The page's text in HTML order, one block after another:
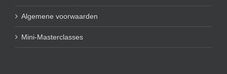
Algemene voorwaarden
Mini-Masterclasses